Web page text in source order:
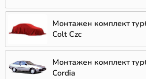
Монтажен комплект
Colt Czc
Монтажен комплект
Cordia